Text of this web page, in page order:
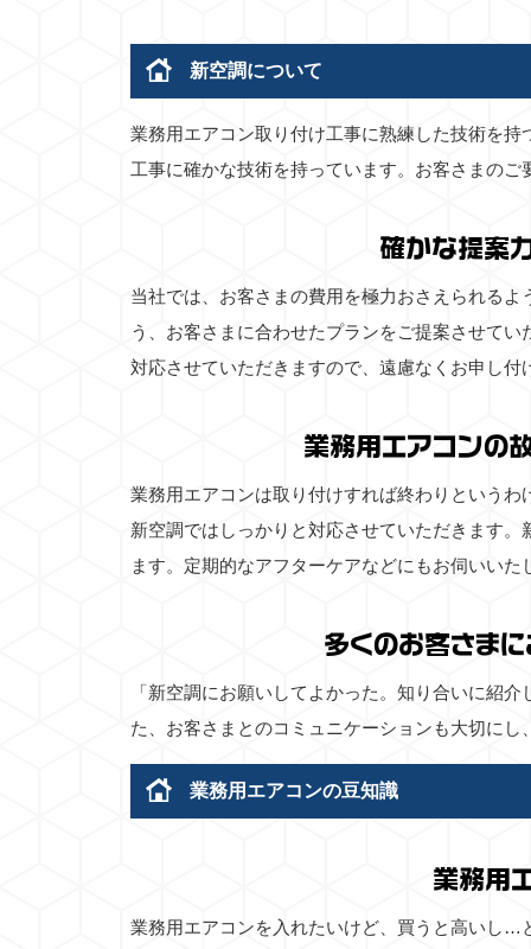
新空調について
業務用エアコン取り付け工事に熟練した技術を
工事に確かな技術を持っています。お客さまの
確かな提案
当社では、お客さまの費用を極力おさえられる
う、お客さまに合わせたプランをご提案させて
対応させていただきますので、遠慮なくお申し付
業務用エアコンの
業務用エアコンは取り付けすれば終わりという
新空調ではしっかりと対応させていただきます
ます。定期的なアフターケアなどにもお伺いい
多くのお客さま
「新空調にお願いしてよかった。知り合いに紹
た、お客さまとのコミュニケーションも大切に
業務用エアコンの豆知識
業務用
業務用エアコンを入れたいけど、買うと高いし…